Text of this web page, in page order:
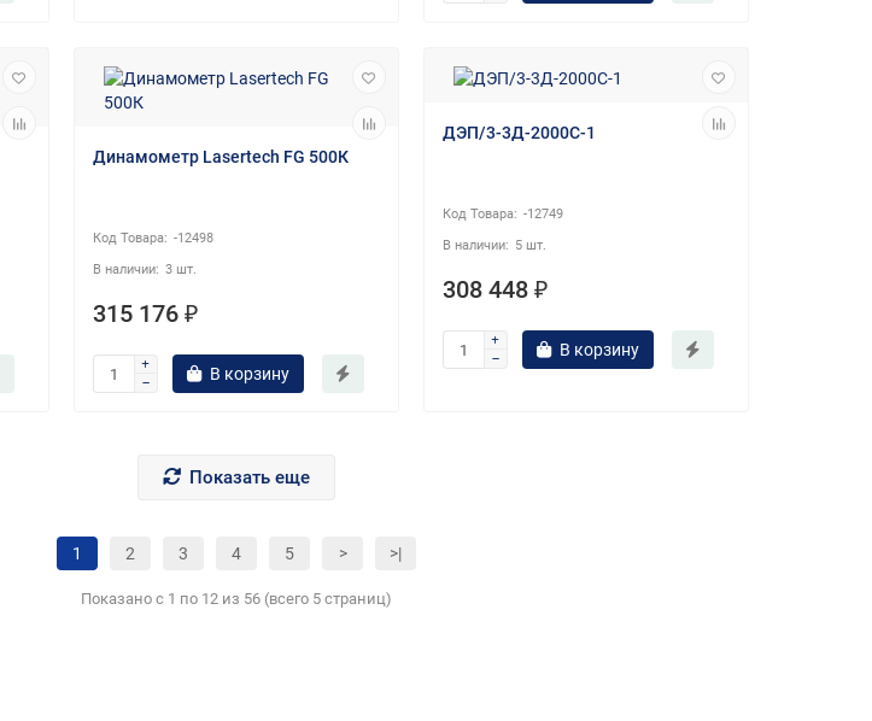
Динамометр Lasertech FG 500К
-12498
3 шт.
315 176 ₽
В корзину
ДЭП/3-3Д-2000С-1
-12749
5 шт.
308 448 ₽
В корзину
Показать еще
1 2 3 4 5 > >|
Показано с 1 по 12 из 56 (всего 5 страниц)